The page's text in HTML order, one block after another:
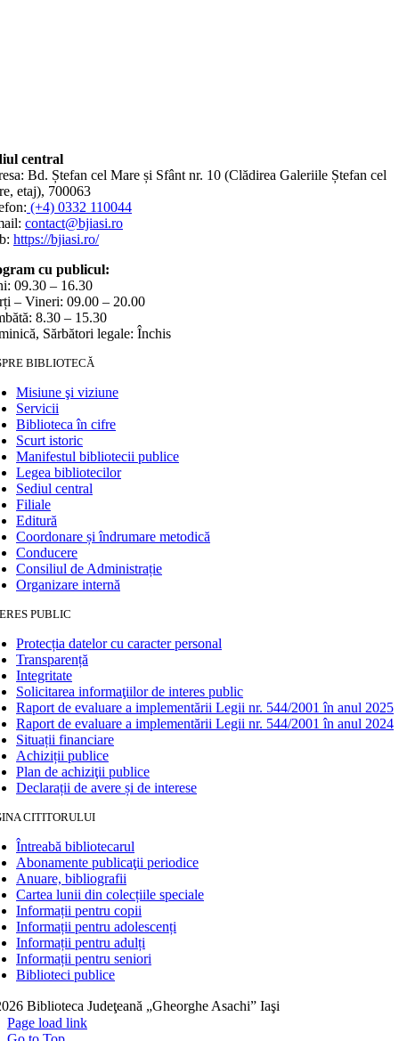
central
Bd. Ștefan cel Mare și Sfânt nr. 10 (Clădirea Galeriile Ștefan cel
etaj), 700063
(+4) 0332 110044
contact@bjiasi.ro
https://bjiasi.ro/
cu publicul:
09.30 – 16.30
– Vineri: 09.00 – 20.00
8.30 – 15.30
Sărbători legale: Închis
BIBLIOTECĂ
Misiune şi viziune
Servicii
Biblioteca în cifre
Scurt istoric
Manifestul bibliotecii publice
Legea bibliotecilor
Sediul central
Filiale
Editură
Coordonare și îndrumare metodică
Conducere
Consiliul de Administrație
Organizare internă
PUBLIC
Protecția datelor cu caracter personal
Transparență
Integritate
Solicitarea informaţiilor de interes public
Raport de evaluare a implementării Legii nr. 544/2001 în anul 2025
Raport de evaluare a implementării Legii nr. 544/2001 în anul 2024
Situații financiare
Achiziții publice
Plan de achiziţii publice
Declarații de avere și de interese
CITITORULUI
Întreabă bibliotecarul
Abonamente publicaţii periodice
Anuare, bibliografii
Cartea lunii din colecțiile speciale
Informații pentru copii
Informații pentru adolescenți
Informații pentru adulți
Informații pentru seniori
Biblioteci publice
Biblioteca Judeţeană „Gheorghe Asachi” Iaşi
Page load link